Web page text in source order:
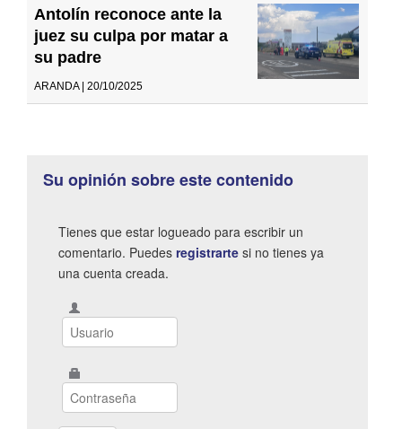
Antolín reconoce ante la
juez su culpa por matar a
su padre
ARANDA | 20/10/2025
Su opinión sobre este contenido
Tienes que estar logueado para escribir un
comentario. Puedes registrarte si no tienes ya
una cuenta creada.